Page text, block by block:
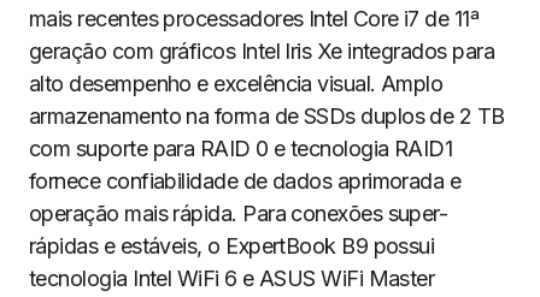
mais recentes processadores Intel Core i7 de 11ª
geração com gráficos Intel Iris Xe integrados para
alto desempenho e excelência visual. Amplo
armazenamento na forma de SSDs duplos de 2 TB
com suporte para RAID 0 e tecnologia RAID1
fornece confiabilidade de dados aprimorada e
operação mais rápida. Para conexões super-
rápidas e estáveis, o ExpertBook B9 possui
tecnologia Intel WiFi 6 e ASUS WiFi Master